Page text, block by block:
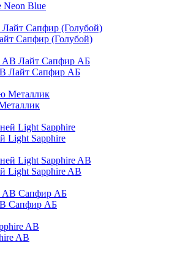
Neon Blue
Сапфир (Голубой)
Лайт Сапфир АБ
Light Sapphire
Light Sapphire AB
Сапфир АБ
AB